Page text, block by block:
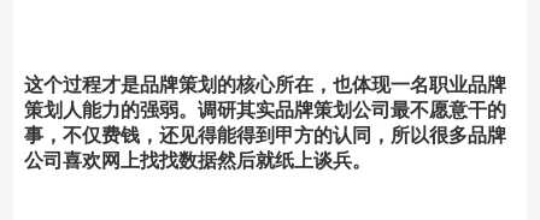
这个过程才是品牌策划的核心所在，也体现一名职业品牌
策划人能力的强弱。调研其实品牌策划公司最不愿意干的
事，不仅费钱，还见得能得到甲方的认同，所以很多品牌
公司喜欢网上找找数据然后就纸上谈兵。